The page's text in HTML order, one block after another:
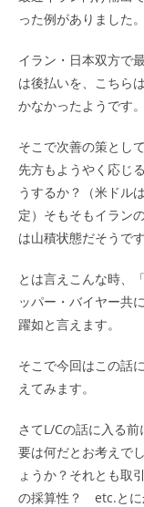
った例がありました。
イラン・日本双方で
は後払いを、こちら
かなかったようです。
そこで次善の策とし
先方もようやく応じ
うするか？（米ドル
定）そもそもイラン
は山積状態だそうです
とは言えこんな時、
ッパー・バイヤー共
躍如と言えます。
そこで今回はこの話
えてみます。
さてL/Cの話に入る
要は何だとお考えで
ょうか？それとも取
の採算性？ etc.とに